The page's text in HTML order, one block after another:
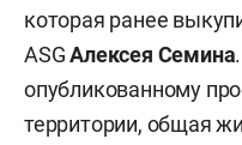
которая ранее
ASGАлексея Семина
опубликованному
территории, общая